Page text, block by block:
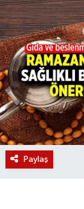
Paylaş
Magazin
Etkinlikler